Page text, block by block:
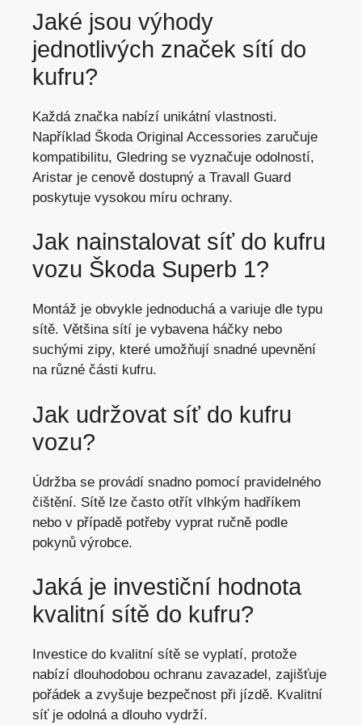
Jaké jsou výhody
jednotlivých značek sítí do
kufru?
Každá značka nabízí unikátní vlastnosti.
Například Škoda Original Accessories zaručuje
kompatibilitu, Gledring se vyznačuje odolností,
Aristar je cenově dostupný a Travall Guard
poskytuje vysokou míru ochrany.
Jak nainstalovat síť do kufru
vozu Škoda Superb 1?
Montáž je obvykle jednoduchá a variuje dle typu
sítě. Většina sítí je vybavena háčky nebo
suchými zipy, které umožňují snadné upevnění
na různé části kufru.
Jak udržovat síť do kufru
vozu?
Údržba se provádí snadno pomocí pravidelného
čištění. Sítě lze často otřít vlhkým hadříkem
nebo v případě potřeby vyprat ručně podle
pokynů výrobce.
Jaká je investiční hodnota
kvalitní sítě do kufru?
Investice do kvalitní sítě se vyplatí, protože
nabízí dlouhodobou ochranu zavazadel, zajišťuje
pořádek a zvyšuje bezpečnost při jízdě. Kvalitní
síť je odolná a dlouho vydrží.